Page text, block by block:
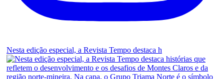
Nesta edição especial, a Revista Tempo destaca h